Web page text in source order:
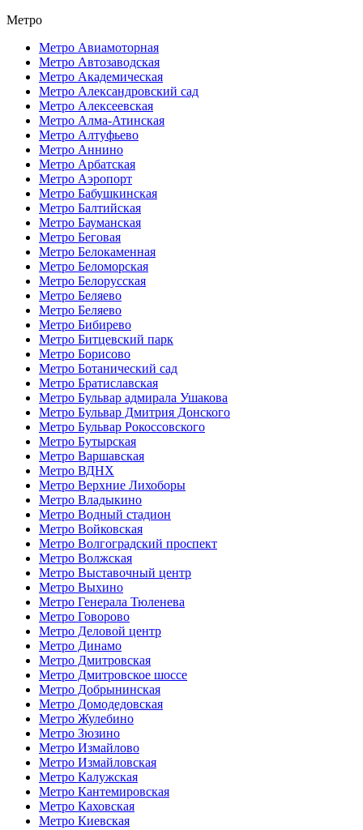
Метро
Метро Авиамоторная
Метро Автозаводская
Метро Академическая
Метро Александровский сад
Метро Алексеевская
Метро Алма-Атинская
Метро Алтуфьево
Метро Аннино
Метро Арбатская
Метро Аэропорт
Метро Бабушкинская
Метро Балтийская
Метро Бауманская
Метро Беговая
Метро Белокаменная
Метро Беломорская
Метро Белорусская
Метро Беляево
Метро Беляево
Метро Бибирево
Метро Битцевский парк
Метро Борисово
Метро Ботанический сад
Метро Братиславская
Метро Бульвар адмирала Ушакова
Метро Бульвар Дмитрия Донского
Метро Бульвар Рокоссовского
Метро Бутырская
Метро Варшавская
Метро ВДНХ
Метро Верхние Лихоборы
Метро Владыкино
Метро Водный стадион
Метро Войковская
Метро Волгоградский проспект
Метро Волжская
Метро Выставочный центр
Метро Выхино
Метро Генерала Тюленева
Метро Говорово
Метро Деловой центр
Метро Динамо
Метро Дмитровская
Метро Дмитровское шоссе
Метро Добрынинская
Метро Домодедовская
Метро Жулебино
Метро Зюзино
Метро Измайлово
Метро Измайловская
Метро Калужская
Метро Кантемировская
Метро Каховская
Метро Киевская